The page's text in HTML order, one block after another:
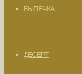
ВЫПЕЧКА
ДЕСЕРТ